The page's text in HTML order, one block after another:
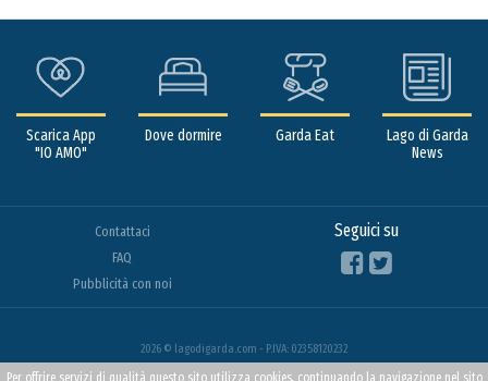
Scarica App
"IO AMO"
Dove dormire Garda Eat
Lago di Garda
News
Contattaci
FAQ
Pubblicità con noi
Seguici su
2026 © lagodigarda.com - P.IVA: 02358120232
Per offrire servizi di qualità questo sito utilizza cookies, continuando la navigazione nel sito